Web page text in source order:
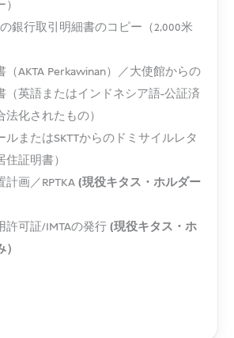
銀行取引明細書のコピー（2,000米
（AKTA Perkawinan）／大使館からの
（英語またはインドネシア語-公証済
化されたもの）
ルまたはSKTTからのドミサイルレタ
証明書）
計画／RPTKA(現役キタス・ホルダー
許可証/IMTAの発行(現役キタス・ホ